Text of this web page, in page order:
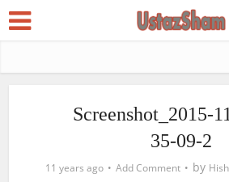
Screenshot_2015-
35-09-2
11 years ago Add Comment by